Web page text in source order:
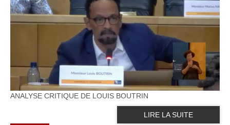
ANALYSE CRITIQUE DE LOUIS BOUTRIN
LIRE LA SUITE